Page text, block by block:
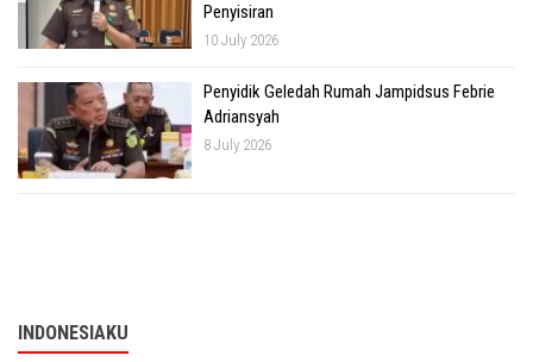
Penyisiran
10 July 2026
Penyidik Geledah Rumah Jampidsus Febrie
Adriansyah
8 July 2026
INDONESIAKU